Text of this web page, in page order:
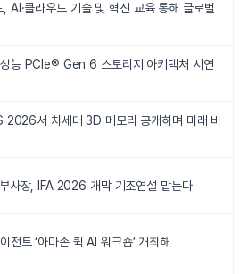
, AI·클라우드 기술 및 혁신 교육 통해 글로벌
능 PCIe® Gen 6 스토리지 아키텍처 시연
2026서 차세대 3D 메모리 공개하며 미래 비
사장, IFA 2026 개막 기조연설 맡는다
전트 ‘아마존 퀵 AI 워크숍’ 개최해